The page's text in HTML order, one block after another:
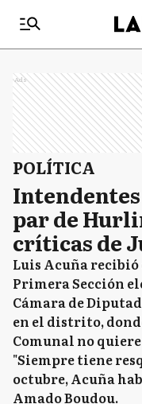
Ads
POLÍTICA
par de
críticas de
Luis Acuña recibió
Primera Sección
Cámara de
en el distrito,
Comunal no
"Siempre tiene
octubre, Acuña
Amado Boudou.